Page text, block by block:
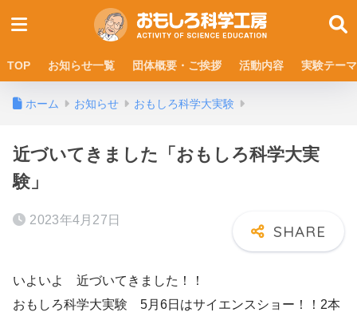
TOP お知らせ一覧 団体概要・ご挨拶 活動内容 実験テーマ
ホーム お知らせ おもしろ科学大実験
近づいてきました「おもしろ科学大実
験」
2023年4月27日
いよいよ 近づいてきました！！
おもしろ科学大実験 5月6日はサイエンスショー！！2本